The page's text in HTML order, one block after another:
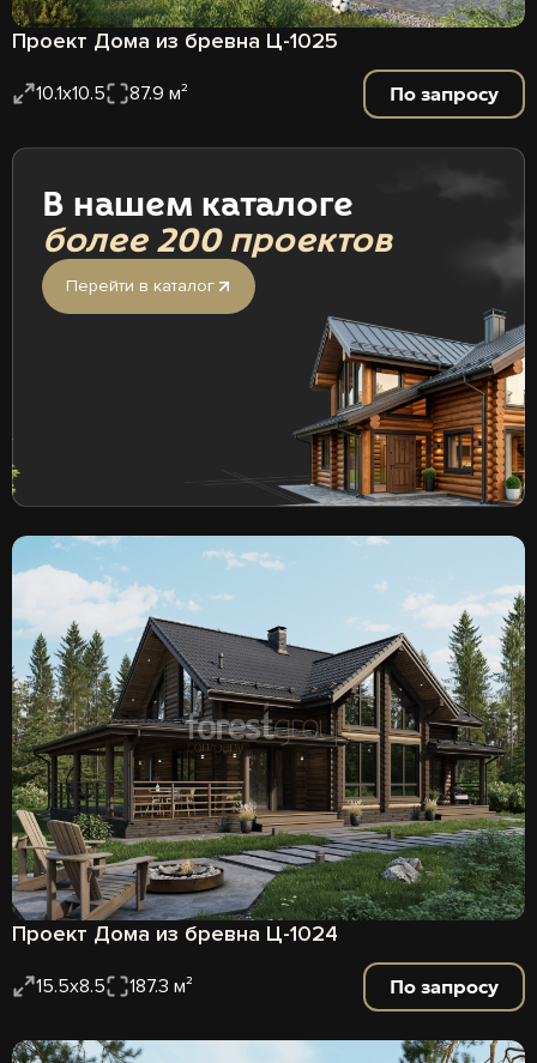
Проект Дома из бревна Ц-1025
10.1x10.5 87.9 м² По запросу
В нашем каталоге
более 200 проектов
Перейти в каталог
Проект Дома из бревна Ц-1024
15.5x8.5 187.3 м² По запросу